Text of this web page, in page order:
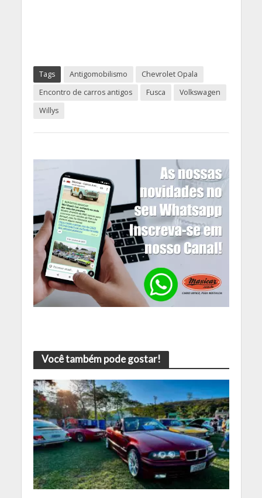
Tags Antigomobilismo
Chevrolet Opala
Encontro de carros antigos
Fusca
Volkswagen
Willys
Você também pode gostar!